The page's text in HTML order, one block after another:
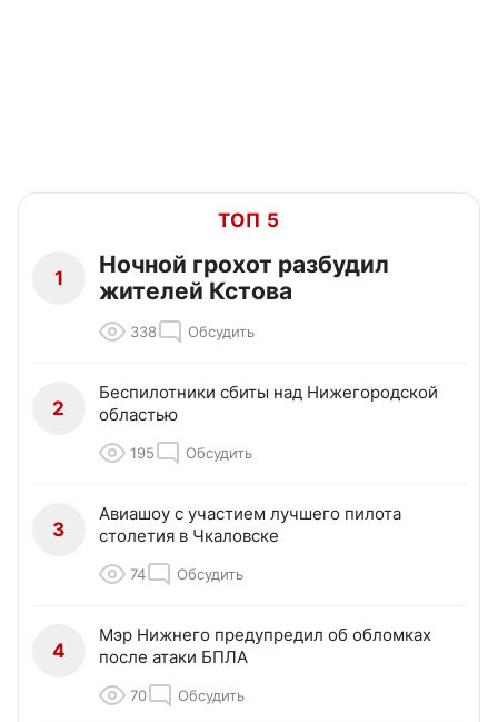
ТОП 5
1
Ночной грохот разбудил
жителей Кстова
338 Обсудить
2
Беспилотники сбиты над Нижегородской
областью
195 Обсудить
3
Авиашоу с участием лучшего пилота
столетия в Чкаловске
74 Обсудить
4
Мэр Нижнего предупредил об обломках
после атаки БПЛА
70 Обсудить